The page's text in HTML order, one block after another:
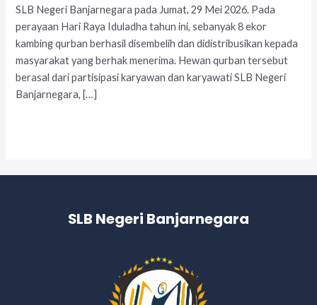
SLB Negeri Banjarnegara pada Jumat, 29 Mei 2026. Pada
perayaan Hari Raya Iduladha tahun ini, sebanyak 8 ekor
kambing qurban berhasil disembelih dan didistribusikan kepada
masyarakat yang berhak menerima. Hewan qurban tersebut
berasal dari partisipasi karyawan dan karyawati SLB Negeri
Banjarnegara, […]
SLB Negeri Banjarnegara